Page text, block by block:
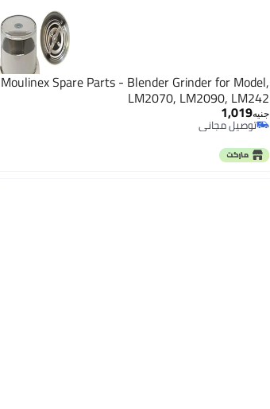
Moulinex Spare Parts - Blender Grinder for Model,
LM2070, LM2090, LM242
جنيه1,019
توصيل مجاني
توصيل مجاني